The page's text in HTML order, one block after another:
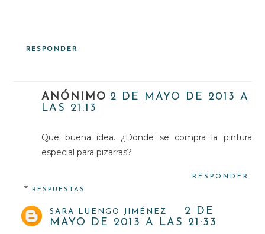
RESPONDER
ANÓNIMO 2 DE MAYO DE 2013 A
LAS 21:13
Que buena idea. ¿Dónde se compra la pintura
especial para pizarras?
RESPONDER
RESPUESTAS
SARA LUENGO JIMÉNEZ
2 DE
MAYO DE 2013 A LAS 21:33